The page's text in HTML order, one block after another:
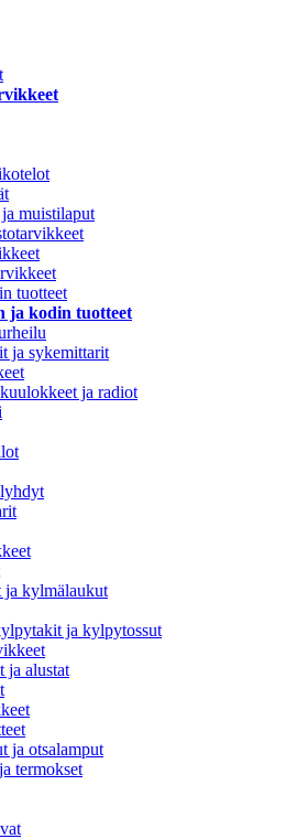
muistilaput
tuotteet
ja kodin tuotteet
ja sykemittarit
ja radiot
kylmälaukut
ja kylpytossut
ja alustat
ja otsalamput
termokset